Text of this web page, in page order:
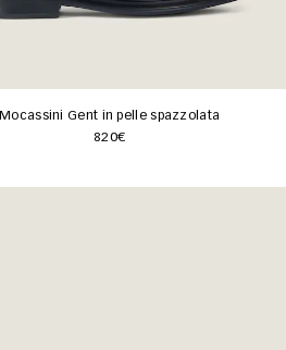
Mocassini Gent in pelle spazzolata
820€